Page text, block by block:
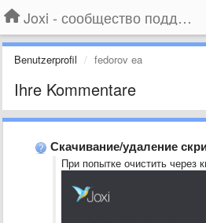
Joxi - сообщество поддержки
Benutzerprofil fedorov ea
Ihre Kommentare
Скачивание/удаление
При попытке очистить через